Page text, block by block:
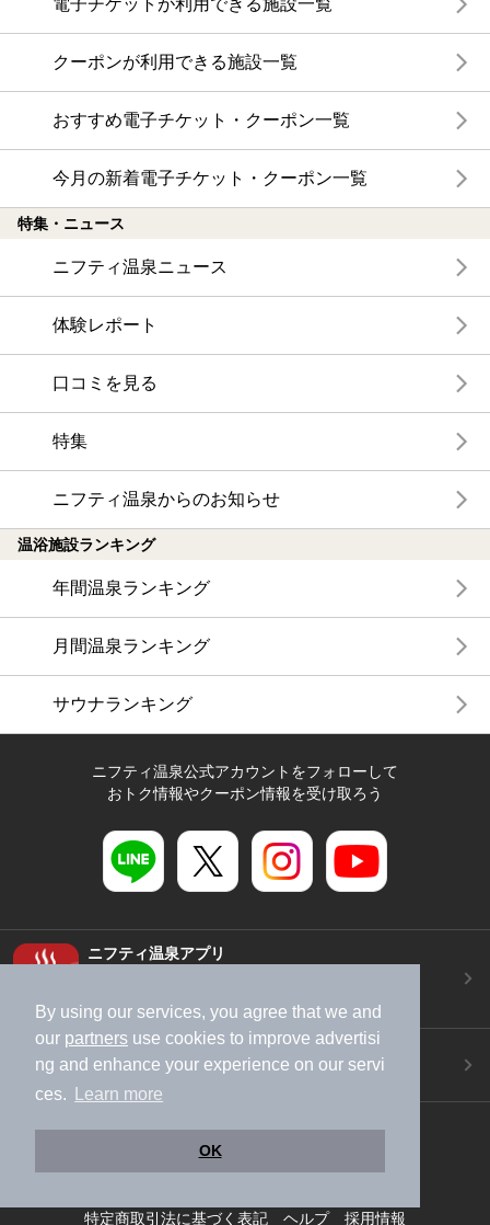
By using our services, you agree that we and
our partners use cookies to improve advertisi
ng and enhance your experience on our servi
ces.
Learn more
OK
クーポンが利用できる施設一覧
おすすめ電子チケット・クーポン一覧
今月の新着電子チケット・クーポン一覧
特集・ニュース
ニフティ温泉ニュース
体験レポート
口コミを見る
特集
ニフティ温泉からのお知らせ
温浴施設ランキング
年間温泉ランキング
月間温泉ランキング
サウナランキング
ニフティ温泉公式アカウントをフォローして
おトク情報やクーポン情報を受け取ろう
ニフティ温泉アプリ
今すぐダウンロード！
ご意見ご要望 ・お問い合わせ
施設データの新規追加や修正依頼もこちらから
スマートフォン /
PC
加盟店募集（資料請求）
特定商取引法に基づく表記
ヘルプ 採用情報